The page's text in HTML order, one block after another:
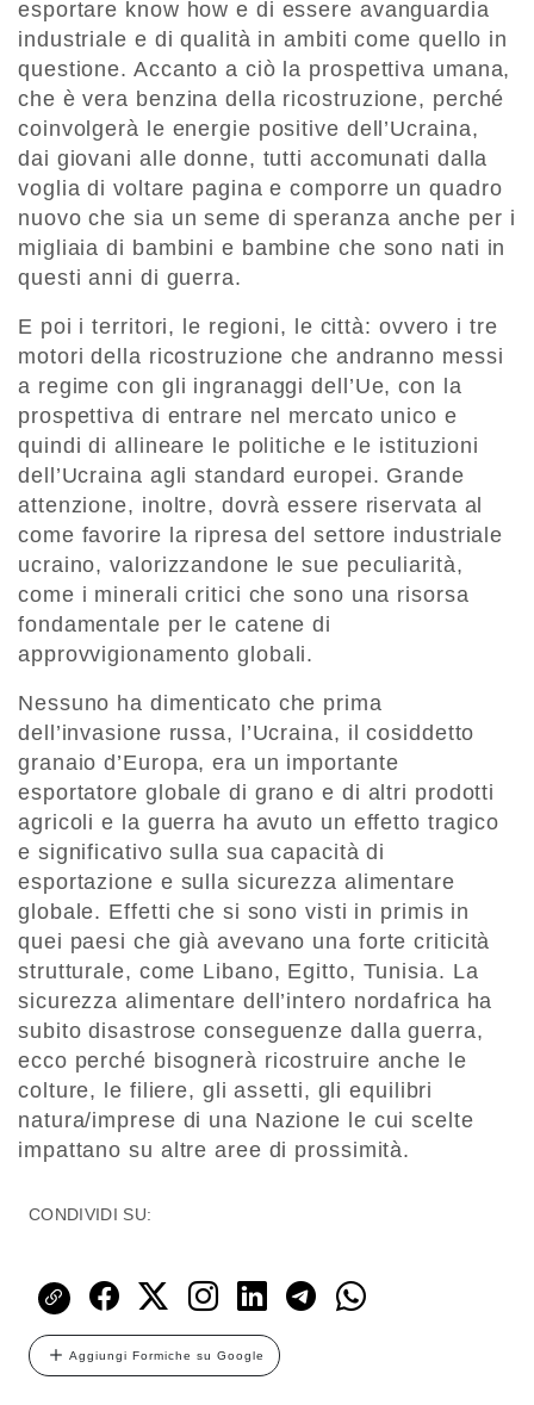
esportare know how e di essere avanguardia
industriale e di qualità in ambiti come quello in
questione. Accanto a ciò la prospettiva umana,
che è vera benzina della ricostruzione, perché
coinvolgerà le energie positive dell’Ucraina,
dai giovani alle donne, tutti accomunati dalla
voglia di voltare pagina e comporre un quadro
nuovo che sia un seme di speranza anche per i
migliaia di bambini e bambine che sono nati in
questi anni di guerra.
E poi i territori, le regioni, le città: ovvero i tre
motori della ricostruzione che andranno messi
a regime con gli ingranaggi dell’Ue, con la
prospettiva di entrare nel mercato unico e
quindi di allineare le politiche e le istituzioni
dell’Ucraina agli standard europei. Grande
attenzione, inoltre, dovrà essere riservata al
come favorire la ripresa del settore industriale
ucraino, valorizzandone le sue peculiarità,
come i minerali critici che sono una risorsa
fondamentale per le catene di
approvvigionamento globali.
Nessuno ha dimenticato che prima
dell’invasione russa, l’Ucraina, il cosiddetto
granaio d’Europa, era un importante
esportatore globale di grano e di altri prodotti
agricoli e la guerra ha avuto un effetto tragico
e significativo sulla sua capacità di
esportazione e sulla sicurezza alimentare
globale. Effetti che si sono visti in primis in
quei paesi che già avevano una forte criticità
strutturale, come Libano, Egitto, Tunisia. La
sicurezza alimentare dell’intero nordafrica ha
subito disastrose conseguenze dalla guerra,
ecco perché bisognerà ricostruire anche le
colture, le filiere, gli assetti, gli equilibri
natura/imprese di una Nazione le cui scelte
impattano su altre aree di prossimità.
CONDIVIDI SU:
Aggiungi Formiche su Google